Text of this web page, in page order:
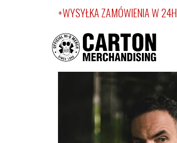
+WYSYŁKA ZAMÓWIENIA W 24H